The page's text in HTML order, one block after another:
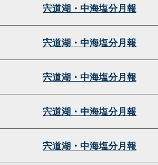
宍道湖・中海塩分月報
宍道湖・中海塩分月報
宍道湖・中海塩分月報
宍道湖・中海塩分月報
宍道湖・中海塩分月報